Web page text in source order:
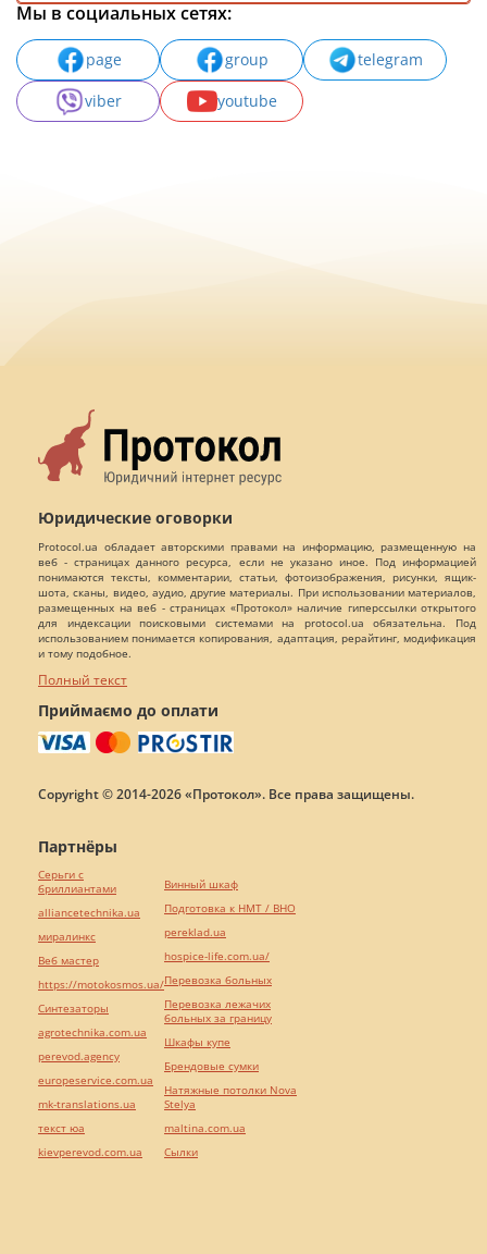
Мы в социальных сетях:
page group
telegram
viber
youtube
Юридические оговорки
Protocol.ua обладает авторскими правами на информацию, размещенную на
веб - страницах данного ресурса, если не указано иное. Под информацией
понимаются тексты, комментарии, статьи, фотоизображения, рисунки, ящик-
шота, сканы, видео, аудио, другие материалы. При использовании материалов,
размещенных на веб - страницах «Протокол» наличие гиперссылки открытого
для индексации поисковыми системами на protocol.ua обязательна. Под
использованием понимается копирования, адаптация, рерайтинг, модификация
и тому подобное.
Полный текст
Приймаємо до оплати
Copyright © 2014-2026 «Протокол». Все права защищены.
Партнёры
Серьги с
бриллиантами
alliancetechnika.ua
миралинкс
Веб мастер
https://motokosmos.ua/
Синтезаторы
agrotechnika.com.ua
perevod.agency
europeservice.com.ua
mk-translations.ua
текст юа
kievperevod.com.ua
Винный шкаф
Подготовка к НМТ / ВНО
pereklad.ua
hospice-life.com.ua/
Перевозка больных
Перевозка лежачих
больных за границу
Шкафы купе
Брендовые сумки
Натяжные потолки Nova
Stelya
maltina.com.ua
Cылки